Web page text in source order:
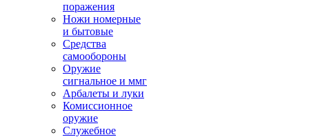
поражения
Ножи номерные
и бытовые
Средства
самообороны
Оружие
сигнальное и ммг
Арбалеты и луки
Комиссионное
оружие
Служебное